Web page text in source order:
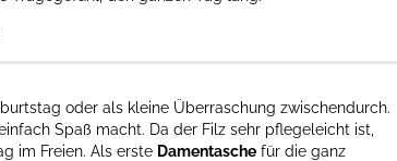
oder als kleine Überraschung zwischendurch.
Spaß macht. Da der Filz sehr pflegeleicht ist,
im Freien. Als erste Damentasche für die ganz